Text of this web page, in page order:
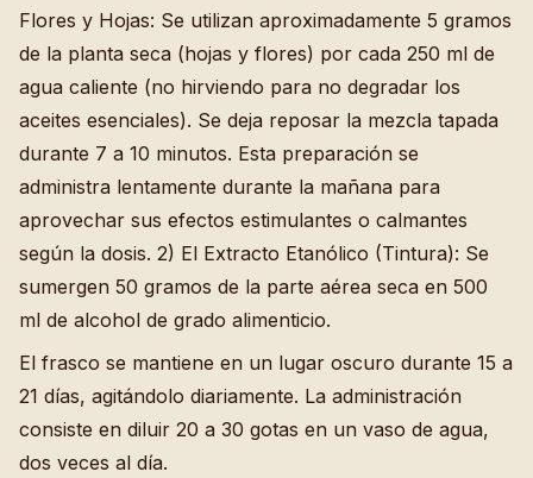
Flores y Hojas: Se utilizan aproximadamente 5 gramos
de la planta seca (hojas y flores) por cada 250 ml de
agua caliente (no hirviendo para no degradar los
aceites esenciales). Se deja reposar la mezcla tapada
durante 7 a 10 minutos. Esta preparación se
administra lentamente durante la mañana para
aprovechar sus efectos estimulantes o calmantes
según la dosis. 2) El Extracto Etanólico (Tintura): Se
sumergen 50 gramos de la parte aérea seca en 500
ml de alcohol de grado alimenticio.
El frasco se mantiene en un lugar oscuro durante 15 a
21 días, agitándolo diariamente. La administración
consiste en diluir 20 a 30 gotas en un vaso de agua,
dos veces al día.